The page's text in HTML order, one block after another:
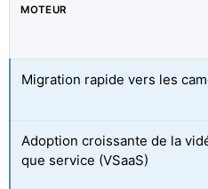
MOTEUR
Migration rapide vers les
Adoption croissante de la
que service (VSaaS)